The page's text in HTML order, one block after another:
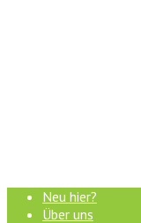
Neu hier?
Über uns